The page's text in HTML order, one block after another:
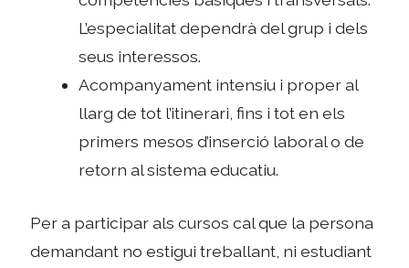
L’especialitat dependrà del grup i dels
seus interessos.
Acompanyament intensiu i proper al
llarg de tot l’itinerari, fins i tot en els
primers mesos d’inserció laboral o de
retorn al sistema educatiu.
Per a participar als cursos cal que la persona
demandant no estigui treballant, ni estudiant